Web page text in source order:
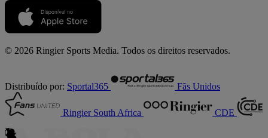
© 2026 Ringier Sports Media. Todos os direitos reservados.
Distribuído por: Sportal365 Fãs Unidos
Ringier South Africa CDE